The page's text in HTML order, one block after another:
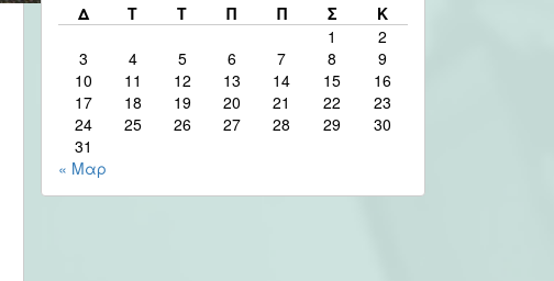
Δ
Τ Τ Π Π Σ
Κ
1
2
3
4 5 6 7 8
9
10
11 12 13 14 15
16
17
18 19 20 21 22
23
24
25 26 27 28 29
30
31
« Μαρ